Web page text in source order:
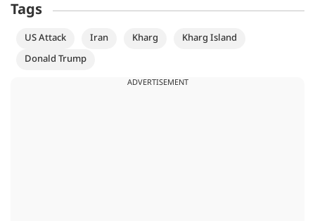
Tags
US Attack Iran Kharg
Kharg Island
Donald Trump
ADVERTISEMENT